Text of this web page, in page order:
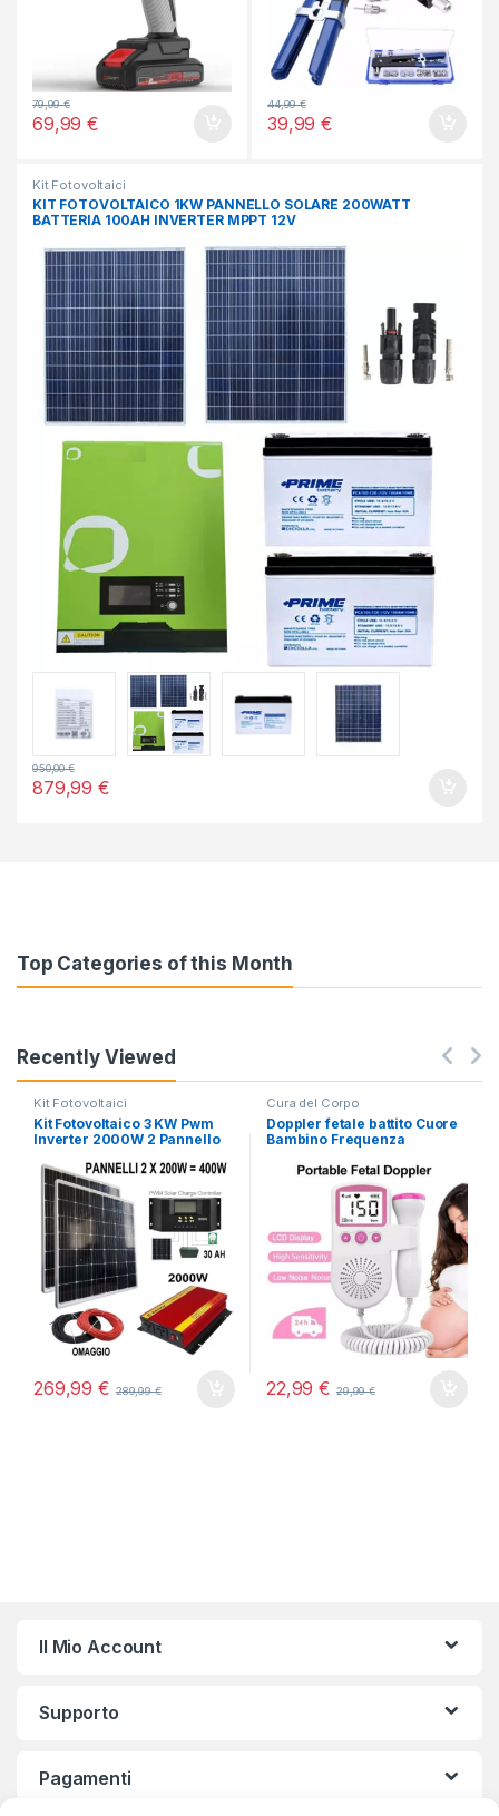
69,99€
79,99€
39,99€
44,99€
Kit Fotovoltaici
KIT FOTOVOLTAICO 1KW PANNELLO SOLARE 200WATT
BATTERIA 100AH INVERTER MPPT 12V
879,99€
950,00€
Top Categories of this Month
Recently Viewed
Kit Fotovoltaici
Kit Fotovoltaico 3 KW Pwm
Inverter 2000W 2 Pannello
AH
269,99€ 289,99€
Cura del Corpo
Doppler fetale battito Cuore
Bambino Frequenza
Gravidanza Mamma
22,99€ 29,99€
Il Mio Account
Supporto
Pagamenti